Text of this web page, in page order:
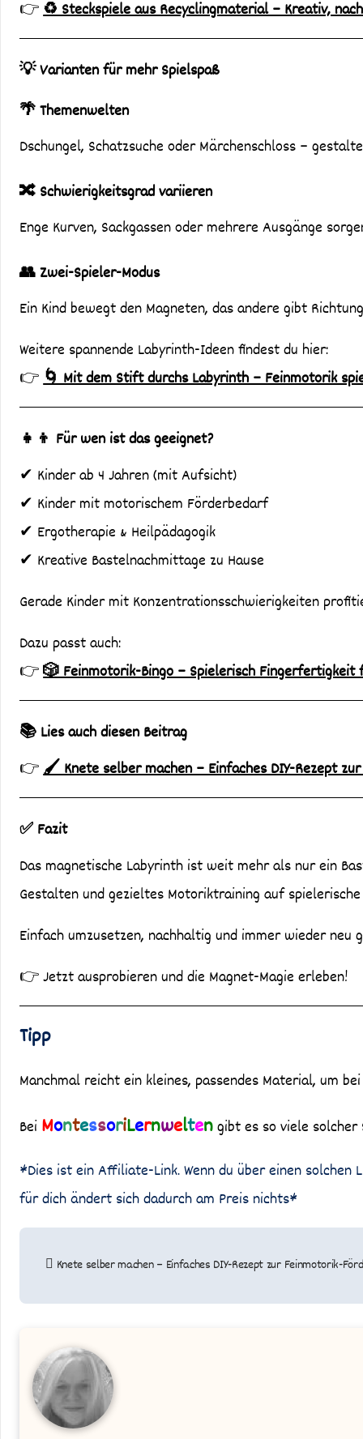
👉♻️ Steckspiele aus Recyclingmaterial – Kreativ,
💡 Varianten für mehr Spielspaß
🌴 Themenwelten
Dschungel, Schatzsuche oder Märchenschloss –
🔀 Schwierigkeitsgrad variieren
Enge Kurven, Sackgassen oder mehrere Ausgänge
👥 Zwei-Spieler-Modus
Ein Kind bewegt den Magneten, das andere gibt
Weitere spannende Labyrinth-Ideen findest du hier:
👉🌀 Mit dem Stift durchs Labyrinth – Feinmotorik
👧👦 Für wen ist das geeignet?
✔ Kinder ab 4 Jahren (mit Aufsicht)
✔ Kinder mit motorischem Förderbedarf
✔ Ergotherapie & Heilpädagogik
✔ Kreative Bastelnachmittage zu Hause
Gerade Kinder mit Konzentrationsschwierigkeiten
Dazu passt auch:
👉🎲 Feinmotorik-Bingo – Spielerisch Fingerfertigkeit
📚 Lies auch diesen Beitrag
👉🖌️ Knete selber machen – Einfaches DIY-Rezept
✅ Fazit
Das magnetische Labyrinth ist weit mehr als nur ein
Gestalten und gezieltes Motoriktraining auf spielerische
Einfach umzusetzen, nachhaltig und immer wieder
👉 Jetzt ausprobieren und die Magnet-Magie erleben!
Tipp
Manchmal reicht ein kleines, passendes Material, um
Bei MontessoriLernweltengibt es so viele
*Dies ist ein Affiliate-Link. Wenn du über einen
für dich ändert sich dadurch am Preis nichts*
Beitragsnavigation
Knete selber machen – Einfaches DIY-Rezept zur Feinmotorik-